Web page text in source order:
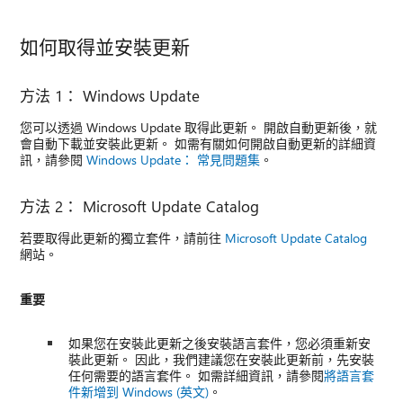
如何取得並安裝更新
方法 1： Windows Update
您可以透過 Windows Update 取得此更新。 開啟自動更新後，就
會自動下載並安裝此更新。 如需有關如何開啟自動更新的詳細資
訊，請參閱Windows Update： 常見問題集 。
方法 2： Microsoft Update Catalog
若要取得此更新的獨立套件，請前往 Microsoft Update Catalog
網站。
重要
如果您在安裝此更新之後安裝語言套件，您必須重新安
裝此更新。 因此，我們建議您在安裝此更新前，先安裝
任何需要的語言套件。 如需詳細資訊，請參閱將語言套
件新增到 Windows (英文) 。